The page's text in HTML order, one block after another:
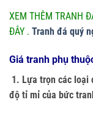
XEM THÊM TRANH
ĐÂY . Tranh đá quý
Giá tranh phụ
1. Lựa trọn các loại
độ tỉ mỉ của bức